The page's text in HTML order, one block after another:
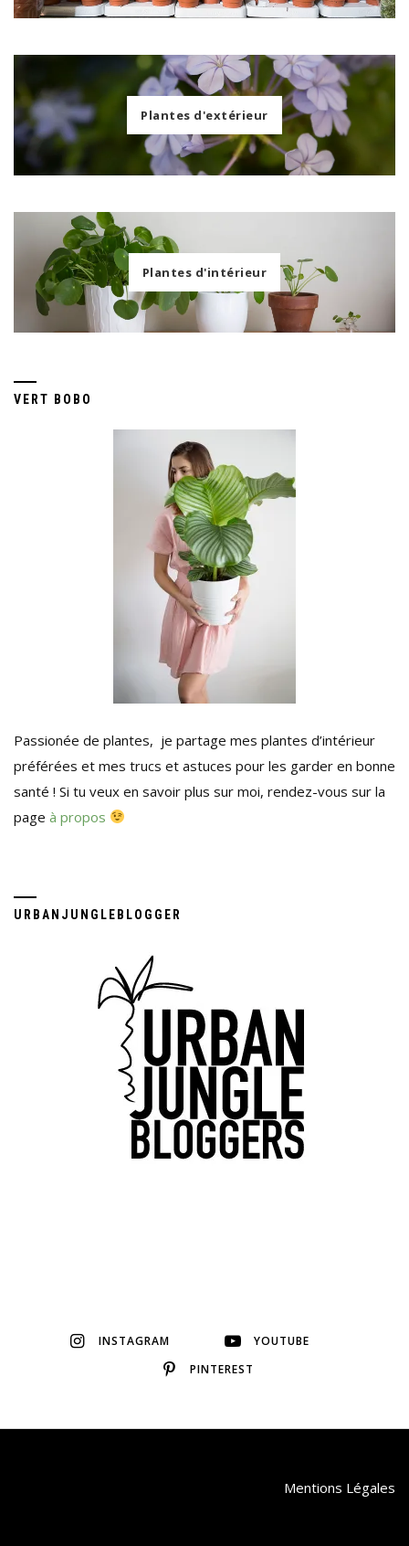
Plantes d'extérieur
Plantes d'intérieur
VERT BOBO
Passionée de plantes, je partage mes plantes d’intérieur
préférées et mes trucs et astuces pour les garder en bonne
santé ! Si tu veux en savoir plus sur moi, rendez-vous sur la
page à propos
URBANJUNGLEBLOGGER
INSTAGRAM
YOUTUBE
PINTEREST
Mentions Légales